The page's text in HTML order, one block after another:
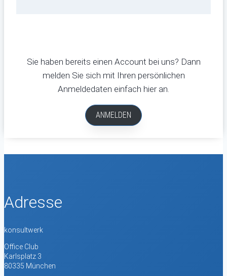
Sie haben bereits einen Account bei uns? Dann
melden Sie sich mit Ihren persönlichen
Anmeldedaten einfach hier an.
ANMELDEN
Adresse
konsultwerk
Office Club
Karlsplatz 3
80335 München